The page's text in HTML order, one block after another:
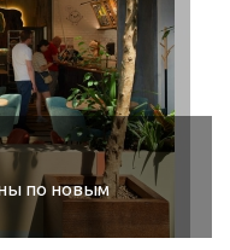
по новым